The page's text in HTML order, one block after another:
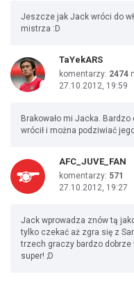
Jeszcze jak Jack wróci do
mistrza :D
TaYekARS
komentarzy: 2474
27.10.2012, 19:59
Brakowało mi Jacka.
wrócił i można podziwiać
AFC_JUVE_FAN
komentarzy: 571
27.10.2012, 19:27
Jack wprowadza znów tą
tylko czekać aż zgra się z
trzech graczy bardzo
super! ;D